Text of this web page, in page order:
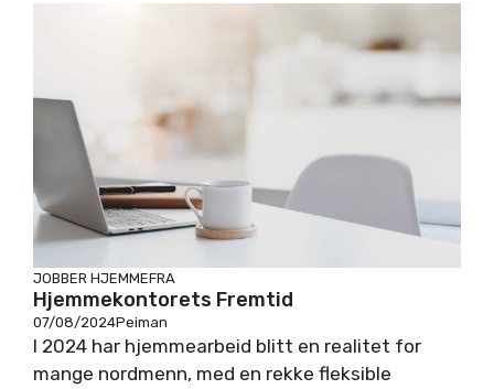
JOBBER HJEMMEFRA
Hjemmekontorets Fremtid
07/08/2024Peiman
I 2024 har hjemmearbeid blitt en realitet for
mange nordmenn, med en rekke fleksible